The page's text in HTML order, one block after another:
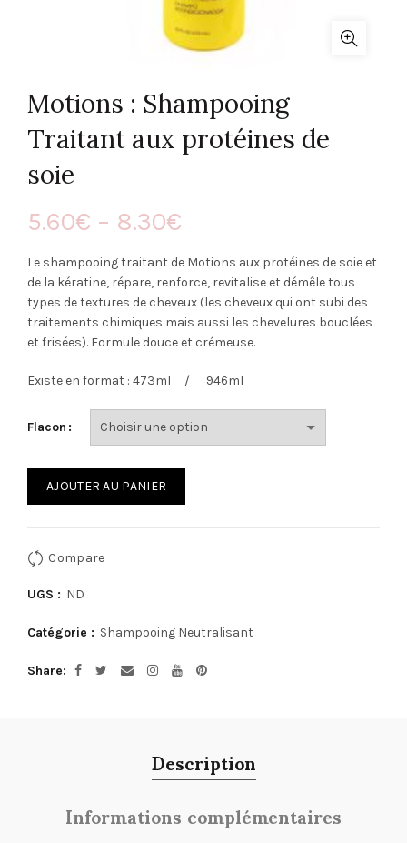
Motions : Shampooing
Traitant aux protéines de
soie
5.60€ – 8.30€
Le shampooing traitant de Motions aux protéines de soie et
de la kératine, répare, renforce, revitalise et démêle tous
types de textures de cheveux (les cheveux qui ont subi des
traitements chimiques mais aussi les chevelures bouclées
et frisées). Formule douce et crémeuse.
Existe en format : 473ml / 946ml
Flacon
AJOUTER AU PANIER
Compare
UGS : ND
Catégorie : Shampooing Neutralisant
Share
Description
Informations complémentaires